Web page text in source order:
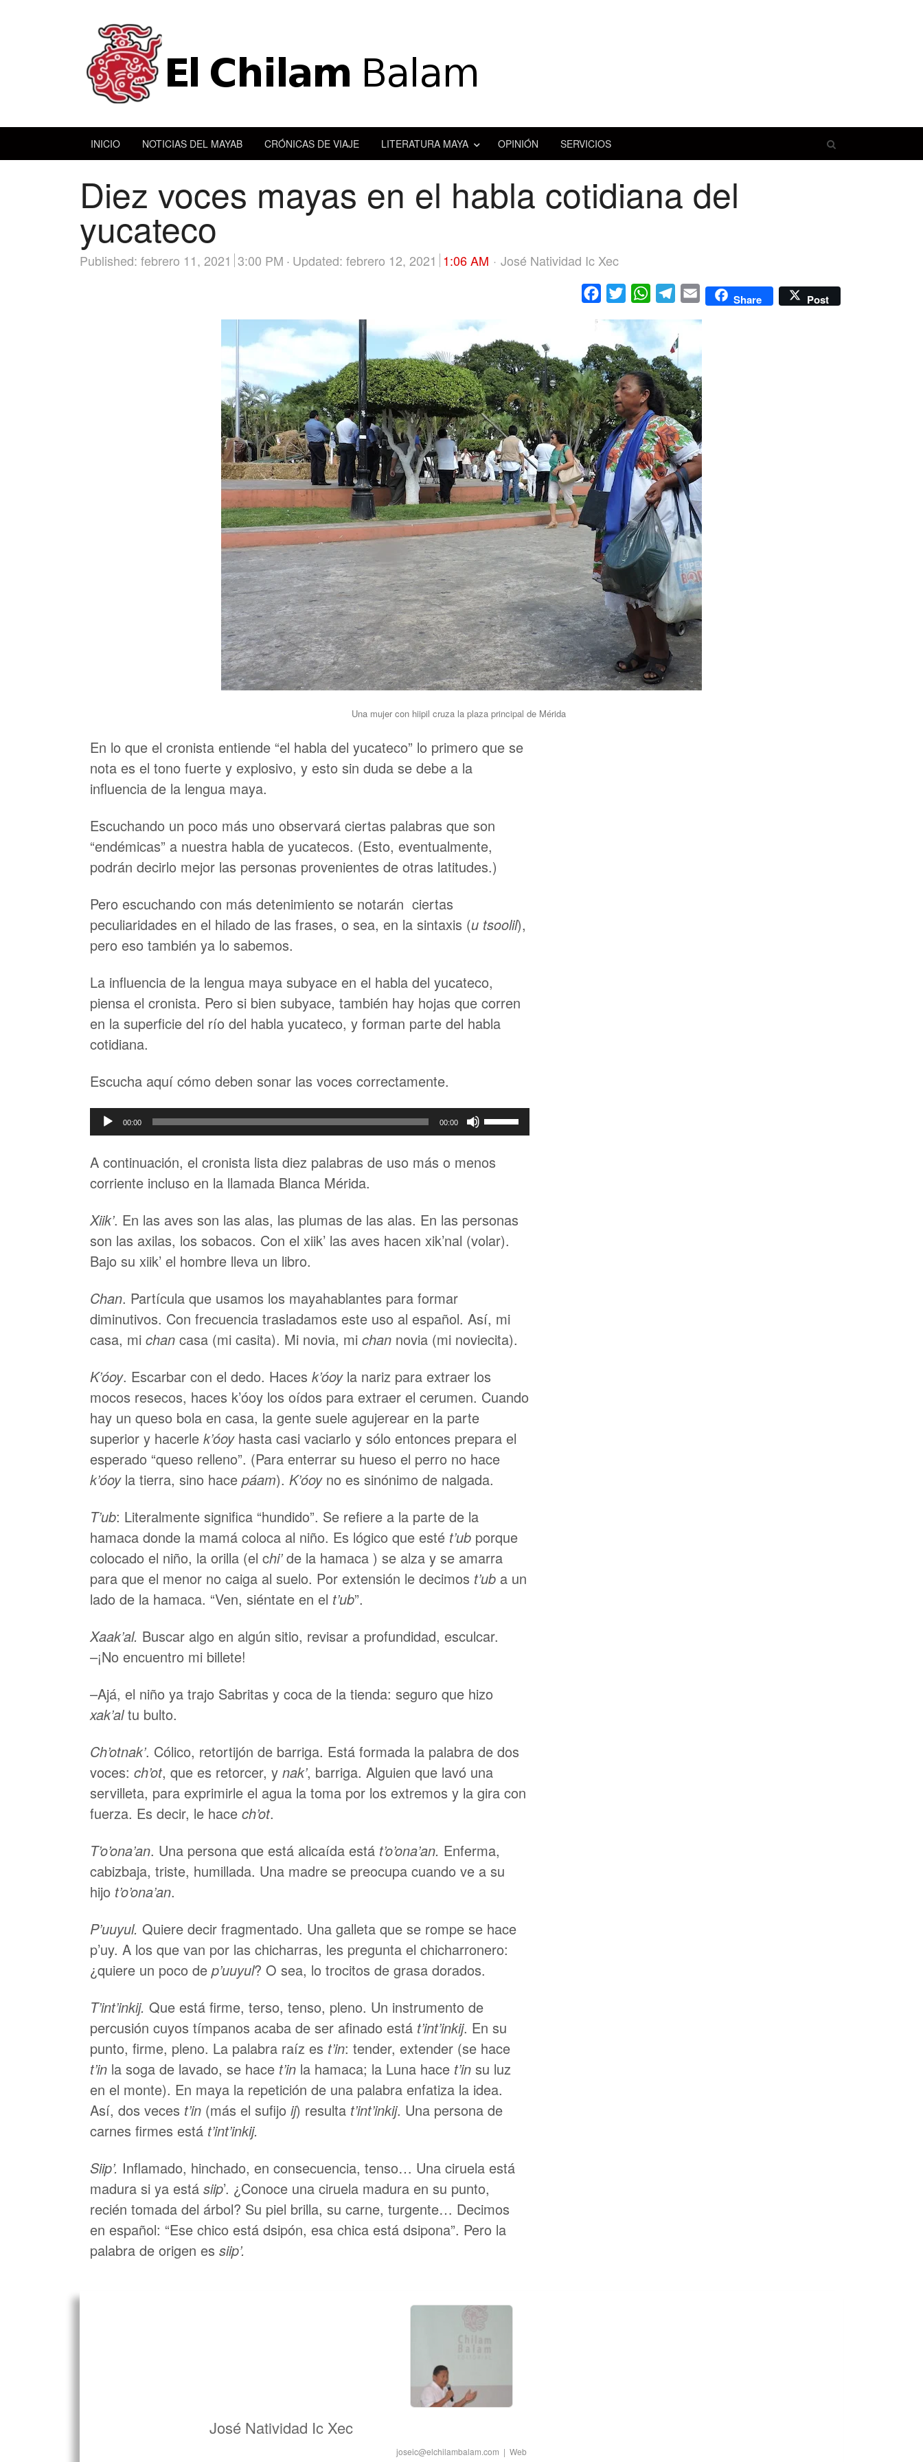
INICIO NOTICIAS DEL MAYAB CRÓNICAS DE VIAJE LITERATURA MAYA OPINIÓN SERVICIOS
search
Diez voces mayas en el habla cotidiana del
yucateco
Published: febrero 11, 2021 3:00 PM Updated: febrero 12, 2021 1:06 AM Author
José Natividad Ic Xec
Facebook
Twitter WhatsAppTelegram
Email Share Post
Una mujer con hiipil cruza la plaza principal de Mérida
En lo que el cronista entiende “el habla del yucateco” lo primero que se
nota es el tono fuerte y explosivo, y esto sin duda se debe a la
influencia de la lengua maya.
Escuchando un poco más uno observará ciertas palabras que son
“endémicas” a nuestra habla de yucatecos. (Esto, eventualmente,
podrán decirlo mejor las personas provenientes de otras latitudes.)
Pero escuchando con más detenimiento se notarán ciertas
peculiaridades en el hilado de las frases, o sea, en la sintaxis (u tsoolil),
pero eso también ya lo sabemos.
La influencia de la lengua maya subyace en el habla del yucateco,
piensa el cronista. Pero si bien subyace, también hay hojas que corren
en la superficie del río del habla yucateco, y forman parte del habla
cotidiana.
Escucha aquí cómo deben sonar las voces correctamente.
Reproductor
de
audio
00:00 00:00
Utiliza
las
teclas
arriba/abajo
para
el
volumen.
A continuación, el cronista lista diez palabras de uso más o menos
corriente incluso en la llamada Blanca Mérida.
Xiik’. En las aves son las alas, las plumas de las alas. En las personas
son las axilas, los sobacos. Con el xiik’ las aves hacen xik’nal (volar).
Bajo su xiik’ el hombre lleva un libro.
Chan. Partícula que usamos los mayahablantes para formar
diminutivos. Con frecuencia trasladamos este uso al español. Así, mi
casa, mi chan casa (mi casita). Mi novia, mi chan novia (mi noviecita).
K’óoy. Escarbar con el dedo. Haces k’óoyla nariz para extraer los
mocos resecos, haces k’óoy los oídos para extraer el cerumen. Cuando
hay un queso bola en casa, la gente suele agujerear en la parte
superior y hacerle k’óoyhasta casi vaciarlo y sólo entonces prepara el
esperado “queso relleno”. (Para enterrar su hueso el perro no hace
k’óoy la tierra, sino hace páam). K’óoyno es sinónimo de nalgada.
T’ub: Literalmente significa “hundido”. Se refiere a la parte de la
hamaca donde la mamá coloca al niño. Es lógico que esté t’ub porque
colocado el niño, la orilla (el chi’de la hamaca ) se alza y se amarra
para que el menor no caiga al suelo. Por extensión le decimos t’ub a un
lado de la hamaca. “Ven, siéntate en el t’ub”.
Xaak’al. Buscar algo en algún sitio, revisar a profundidad, esculcar.
­–¡No encuentro mi billete!
–Ajá, el niño ya trajo Sabritas y coca de la tienda: seguro que hizo
xak’altu bulto.
Ch’otnak’. Cólico, retortijón de barriga. Está formada la palabra de dos
voces: ch’ot, que es retorcer, y nak’, barriga. Alguien que lavó una
servilleta, para exprimirle el agua la toma por los extremos y la gira con
fuerza. Es decir, le hace ch’ot.
T’o’ona’an. Una persona que está alicaída está t’o’ona’an. Enferma,
cabizbaja, triste, humillada. Una madre se preocupa cuando ve a su
hijo t’o’ona’an.
P’uuyul. Quiere decir fragmentado. Una galleta que se rompe se hace
p’uy. A los que van por las chicharras, les pregunta el chicharronero:
¿quiere un poco de p’uuyul? O sea, lo trocitos de grasa dorados.
T’int’inkij. Que está firme, terso, tenso, pleno. Un instrumento de
percusión cuyos tímpanos acaba de ser afinado está t’int’inkij. En su
punto, firme, pleno. La palabra raíz es t’in: tender, extender (se hace
t’in la soga de lavado, se hace t’in la hamaca; la Luna hace t’in su luz
en el monte). En maya la repetición de una palabra enfatiza la idea.
Así, dos veces t’in (más el sufijo ij) resulta t’int’inkij. Una persona de
carnes firmes está t’int’inkij.
Siip’. Inflamado, hinchado, en consecuencia, tenso… Una ciruela está
madura si ya está siip’. ¿Conoce una ciruela madura en su punto,
recién tomada del árbol? Su piel brilla, su carne, turgente… Decimos
en español: “Ese chico está dsipón, esa chica está dsipona”. Pero la
palabra de origen es siip’.
José Natividad Ic Xec
joseic@elchilambalam.com | Web